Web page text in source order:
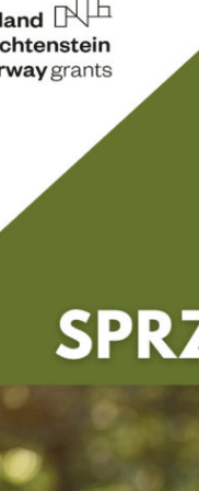
ochronie zdrowia — czas